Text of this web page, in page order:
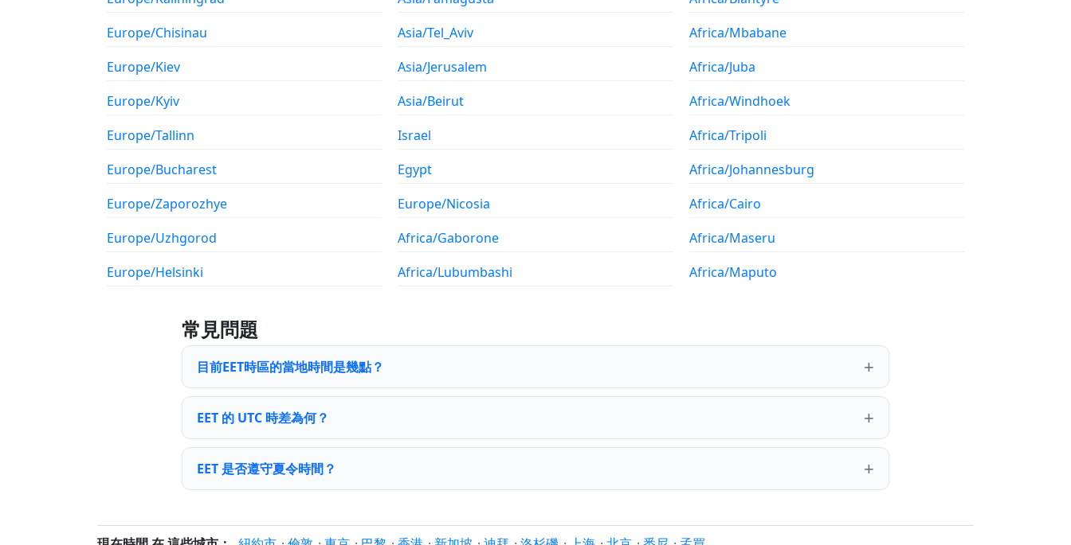
Europe/Chisinau
Europe/Kiev
Europe/Kyiv
Europe/Tallinn
Europe/Bucharest
Europe/Zaporozhye
Europe/Uzhgorod
Europe/Helsinki
Asia/Tel_Aviv
Asia/Jerusalem
Asia/Beirut
Israel
Egypt
Europe/Nicosia
Africa/Gaborone
Africa/Lubumbashi
Africa/Mbabane
Africa/Juba
Africa/Windhoek
Africa/Tripoli
Africa/Johannesburg
Africa/Cairo
Africa/Maseru
Africa/Maputo
常見問題
目前EET時區的當地時間是幾點？
EET 的 UTC 時差為何？
EET 是否遵守夏令時間？